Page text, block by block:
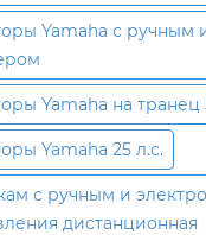
Yamaha с ручным
Yamaha на транец
Yamaha 25 л.с.
с ручным и
дистанционная